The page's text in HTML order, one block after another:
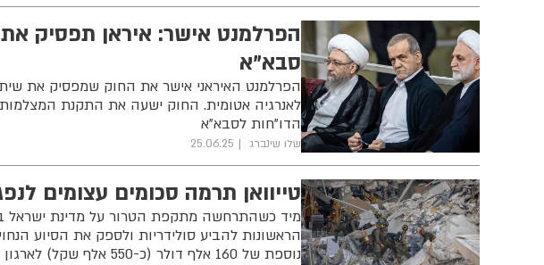
הפרלמנט אישר: איראן תפסיק
סבא"א
הפרלמנט האיראני אישר את החוק שמפסיק את
לאנרגיה אטומית. החוק ישעה את התקנת
הדו"חות לסבא"א
שלו שינברג 25.06.25
טייוואן תרמה סכומים עצומים
הראשונות להביע סולידריות ולספק את הסיוע
נוספת של 160 אלף דולר (כ-550 אלף שקל) לארגון זק"א, לרכישת ציוד תאורה ניידת חדיש